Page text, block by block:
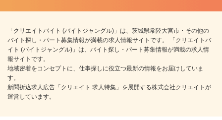
「クリエイトバイト (バイトジャングル)」は、茨城県常陸大宮市・その他の
バイト探し・パート募集情報が満載の求人情報サイトです。 「クリエイトバ
イト (バイトジャングル)」は、バイト探し・パート募集情報が満載の求人情
報サイトです。
地域密着をコンセプトに、仕事探しに役立つ最新の情報をお届けしていま
す。
新聞折込求人広告「クリエイト 求人特集」を展開する株式会社クリエイトが
運営しています。